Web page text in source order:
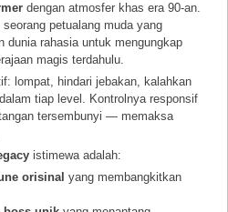
dengan atmosfer khas era 90-an.
seorang petualang muda yang
dunia rahasia untuk mengungkap
magis terdahulu.
lompat, hindari jebakan, kalahkan
tiap level. Kontrolnya responsif
tersembunyi — memaksa
istimewa adalah:
orisinal yang membangkitkan